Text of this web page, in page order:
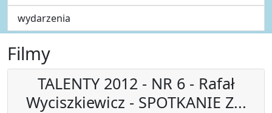
wydarzenia
Filmy
TALENTY 2012 - NR 6 - Rafał
Wyciszkiewicz - SPOTKANIE Z...